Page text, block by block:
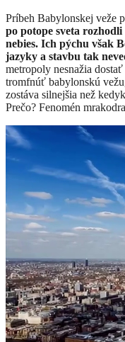
Príbeh Babylonskej veže
po potope sveta
nebies. Ich pýchu však
jazyky a stavbu tak
metropoly nesnažia
tromfnúť babylonskú
zostáva silnejšia než
Prečo? Fenomén